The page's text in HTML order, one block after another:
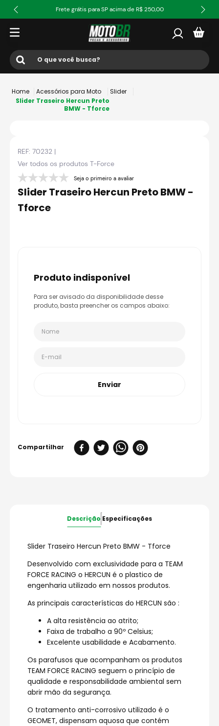
Frete grátis para SP acima de R$ 250,00
O que você busca?
1º ls2
4º fw3
5 º capacete ls2
7º
Acessórios para Moto
Slider
Slider Traseiro Hercun Preto
BMW - Tforce
REF: 70232 |
Ver todos os produtos T-Force
Seja o primeiro a avaliar
Slider Traseiro Hercun Preto BMW -
Tforce
produto indisponível
Para ser avisado da disponibilidade desse
produto, basta preencher os campos abaixo:
Enviar
Descrição Especificações
Slider Traseiro Hercun Preto BMW - Tforce
Desenvolvido com exclusividade para a TEAM
FORCE RACING o HERCUN é o plastico de
engenharia utilizado em nossos produtos.
As principais características do HERCUN são :
A alta resistência ao atrito;
Faixa de trabalho a 90º Celsius;
Excelente usabilidade e Acabamento.
Os parafusos que acompanham os produtos
TEAM FORCE RACING seguem o princípio de
qualidade e responsabilidade ambiental sem
abrir mão da segurança.
O tratamento anti-corrosivo utilizado é o
GEOMET, dispensam aquosa que contém